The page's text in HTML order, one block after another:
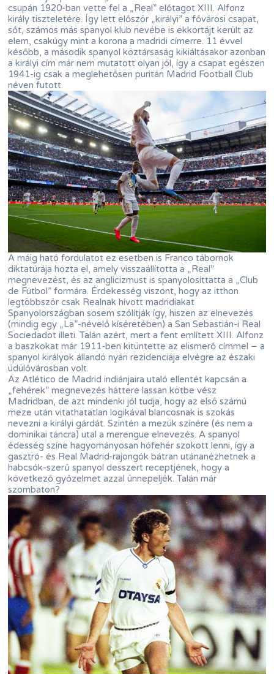
csupán 1920-ban vette fel a „Real” előtagot XIII. Alfonz
király tiszteletére. Így lett először „királyi” a fővárosi csapat,
sőt, számos más spanyol klub nevébe is ekkortájt került az
elem, csakúgy mint a korona a madridi címerre. 11 évvel
később, a második spanyol köztársaság kikiáltásakor azonban
a királyi cím már nem mutatott olyan jól, így a csapat egészen
1941-ig csak a meglehetősen puritán Madrid Football Club
néven futott.
A máig ható fordulatot ez esetben is Franco tábornok
diktatúrája hozta el, amely visszaállította a „Real”
megnevezést, és az anglicizmust is spanyolosíttatta a „Club
de Fútbol” formára. Érdekesség viszont, hogy az itthon
legtöbbször csak Realnak hívott madridiakat
Spanyolországban sosem szólítják így, hiszen az elnevezés
(mindig egy „La”-névelő kíséretében) a San Sebastián-i Real
Sociedadot illeti. Talán azért, mert a fent említett XIII. Alfonz
a baszkokat már 1911-ben kitüntette az elismerő címmel − a
spanyol királyok állandó nyári rezidenciája elvégre az északi
üdülővárosban volt.
Az Atlético de Madrid indiánjaira utaló ellentét kapcsán a
„fehérek” megnevezés háttere lassan kötbe vész
Madridban, de azt mindenki jól tudja, hogy az első számú
meze után vitathatatlan logikával blancosnak is szokás
nevezni a királyi gárdát. Szintén a mezük színére (és nem a
dominikai táncra) utal a merengue elnevezés. A spanyol
édesség színe hagyományosan hófehér szokott lenni, így a
gasztró- és Real Madrid-rajongók bátran utánanézhetnek a
habcsók-szerű spanyol desszert receptjének, hogy a
következő győzelmet azzal ünnepeljék. Talán már
szombaton?